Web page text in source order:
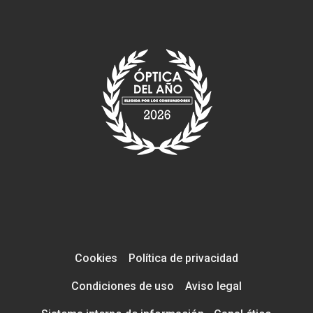
Cookies Política de privacidad
Condiciones de uso Aviso legal